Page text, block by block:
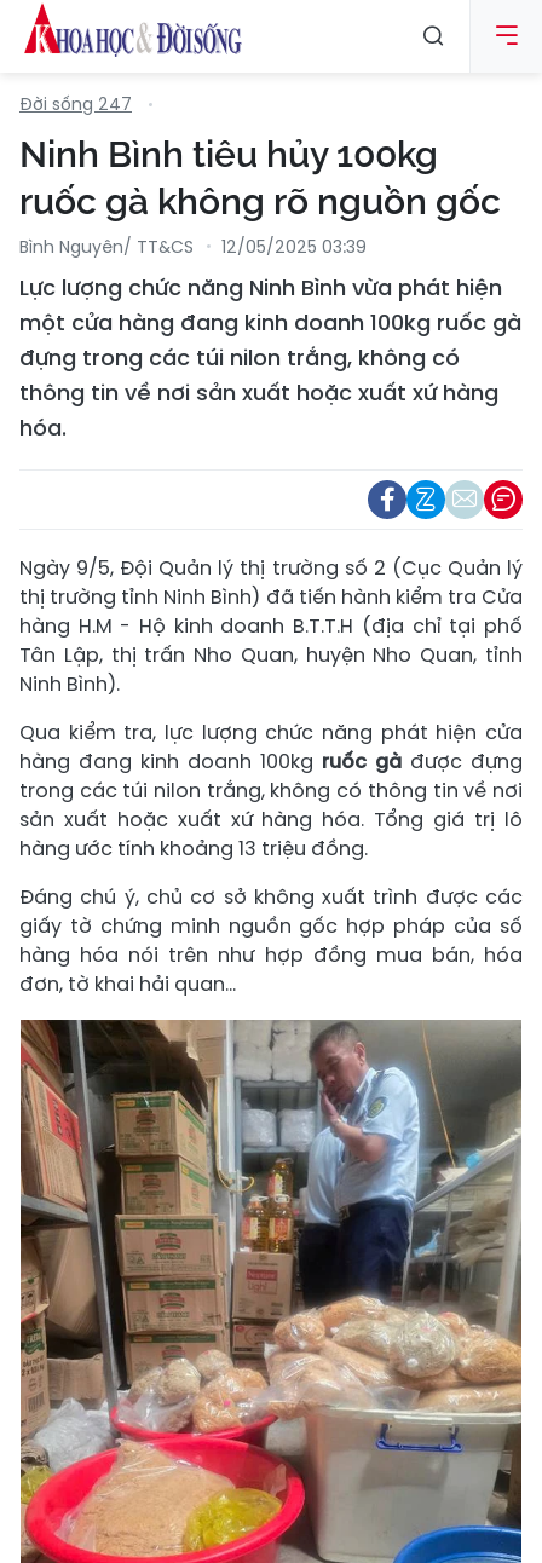
Đời sống 247
Ninh Bình tiêu hủy 100kg
ruốc gà không rõ nguồn gốc
Bình Nguyên/ TT&CS 12/05/2025 03:39
Lực lượng chức năng Ninh Bình vừa phát hiện
một cửa hàng đang kinh doanh 100kg ruốc gà
đựng trong các túi nilon trắng, không có
thông tin về nơi sản xuất hoặc xuất xứ hàng
hóa.
Ngày 9/5, Đội Quản lý thị trường số 2 (Cục Quản lý
thị trường tỉnh Ninh Bình) đã tiến hành kiểm tra Cửa
hàng H.M - Hộ kinh doanh B.T.T.H (địa chỉ tại phố
Tân Lập, thị trấn Nho Quan, huyện Nho Quan, tỉnh
Ninh Bình).
Qua kiểm tra, lực lượng chức năng phát hiện cửa
hàng đang kinh doanh 100kg ruốc gà được đựng
trong các túi nilon trắng, không có thông tin về nơi
sản xuất hoặc xuất xứ hàng hóa. Tổng giá trị lô
hàng ước tính khoảng 13 triệu đồng.
Đáng chú ý, chủ cơ sở không xuất trình được các
giấy tờ chứng minh nguồn gốc hợp pháp của số
hàng hóa nói trên như hợp đồng mua bán, hóa
đơn, tờ khai hải quan...